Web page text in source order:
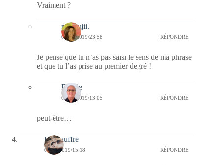
Vraiment ?
missfujii.
05/02/2019/23:58 RÉPONDRE
Je pense que tu n’as pas saisi le sens de ma phrase
et que tu l’as prise au premier degré !
Bernie
06/02/2019/13:05 RÉPONDRE
peut-être…
La Gauffre
01/02/2019/15:18 RÉPONDRE